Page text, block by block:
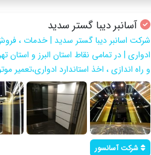
آسانبر دیبا گستر سدید
شرکت اسانبر دیبا گستر سدید | خدمات ،
ادواری | در تمامی نقاط استان البرز و
و راه اندازی ، اخذ استاندارد ادواری،تعمیر
شرکت آسانسور